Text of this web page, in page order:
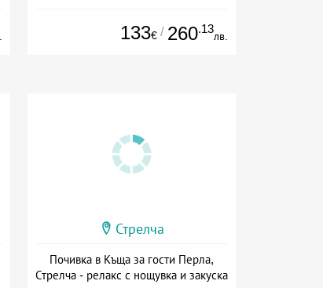
133€ / 260.13
лв.
Стрелча
Почивка в Къща за гости Перла,
Стрелча - релакс с нощувка и закуска